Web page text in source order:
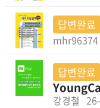
답변완료
mhr96374
답변완료
강경철